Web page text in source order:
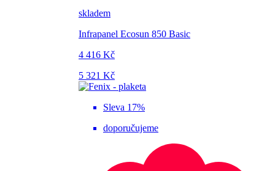
skladem
Infrapanel Ecosun 850 Basic
4 416 Kč
5 321 Kč
Sleva 17%
doporučujeme